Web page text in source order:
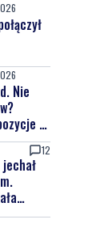
Nie
w
i
12